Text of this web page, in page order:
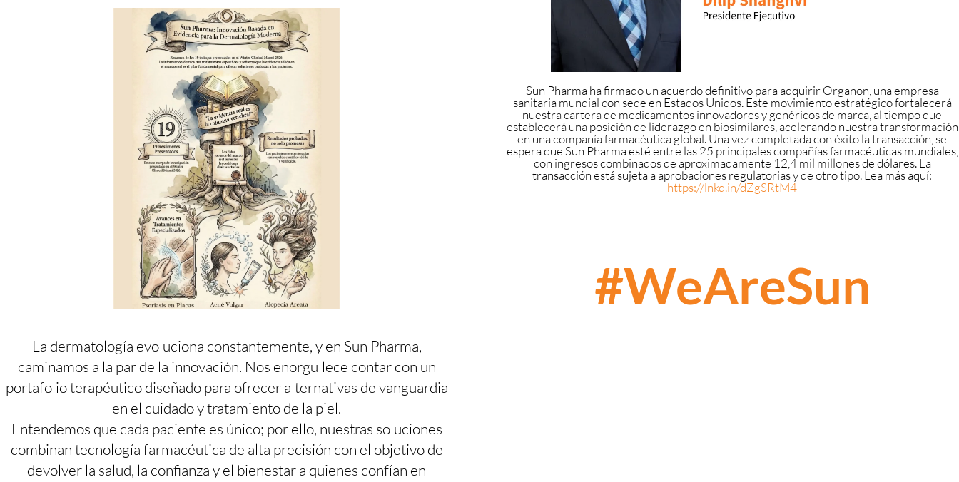
La dermatología evoluciona constantemente, y en Sun Pharma,
caminamos a la par de la innovación. Nos enorgullece contar con un
portafolio terapéutico diseñado para ofrecer alternativas de vanguardia
en el cuidado y tratamiento de la piel.
Entendemos que cada paciente es único; por ello, nuestras soluciones
combinan tecnología farmacéutica de alta precisión con el objetivo de
devolver la salud, la confianza y el bienestar a quienes confían en
Sun Pharma ha firmado un acuerdo definitivo para adquirir Organon, una empresa
sanitaria mundial con sede en Estados Unidos. Este movimiento estratégico fortalecerá
nuestra cartera de medicamentos innovadores y genéricos de marca, al tiempo que
establecerá una posición de liderazgo en biosimilares, acelerando nuestra transformación
en una compañía farmacéutica global. Una vez completada con éxito la transacción, se
espera que Sun Pharma esté entre las 25 principales compañías farmacéuticas mundiales,
con ingresos combinados de aproximadamente 12,4 mil millones de dólares. La
transacción está sujeta a aprobaciones regulatorias y de otro tipo. Lea más aquí:
https://lnkd.in/dZgSRtM4
#WeAreSun